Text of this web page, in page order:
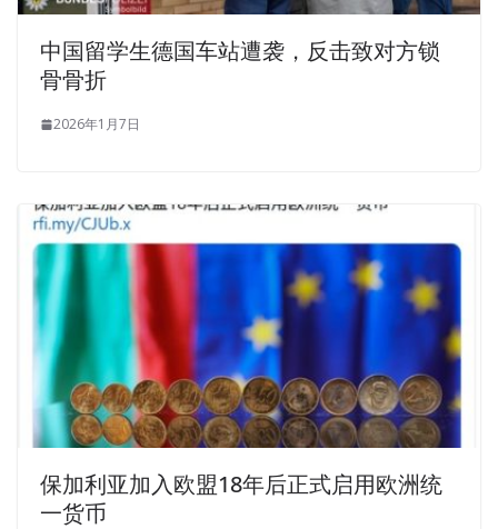
中国留学生德国车站遭袭，反击致对方锁
骨骨折
2026年1月7日
保加利亚加入欧盟18年后正式启用欧洲统
一货币